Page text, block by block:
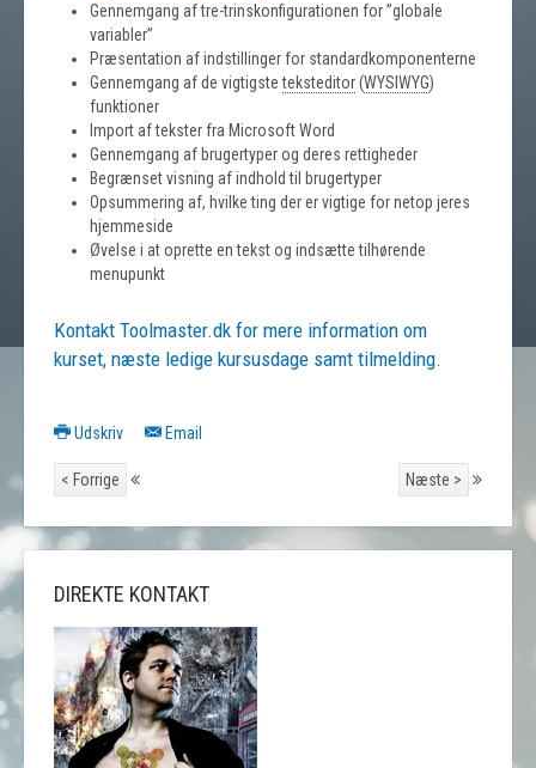
Gennemgang af tre-trinskonfigurationen for ”globale
variabler”
Præsentation af indstillinger for standardkomponenterne
Gennemgang af de vigtigsteteksteditor(WYSIWYG)
funktioner
Import af tekster fra Microsoft Word
Gennemgang af brugertyper og deres rettigheder
Begrænset visning af indhold til brugertyper
Opsummering af, hvilke ting der er vigtige for netop jeres
hjemmeside
Øvelse i at oprette en tekst og indsætte tilhørende
menupunkt
Kontakt Toolmaster.dk for mere information om
kurset, næste ledige kursusdage samt tilmelding.
Udskriv Email
< Forrige Næste >
DIREKTE KONTAKT